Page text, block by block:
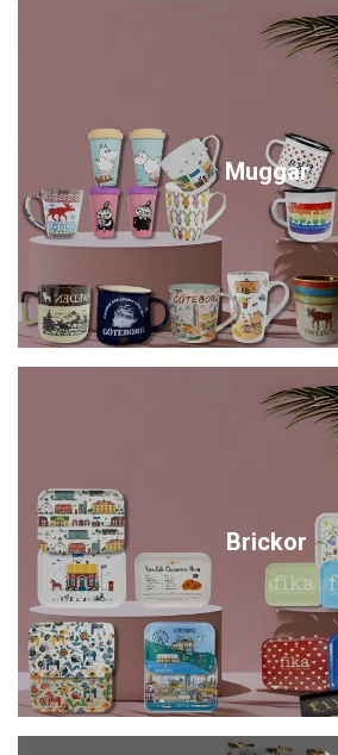
Muggar
Brickor